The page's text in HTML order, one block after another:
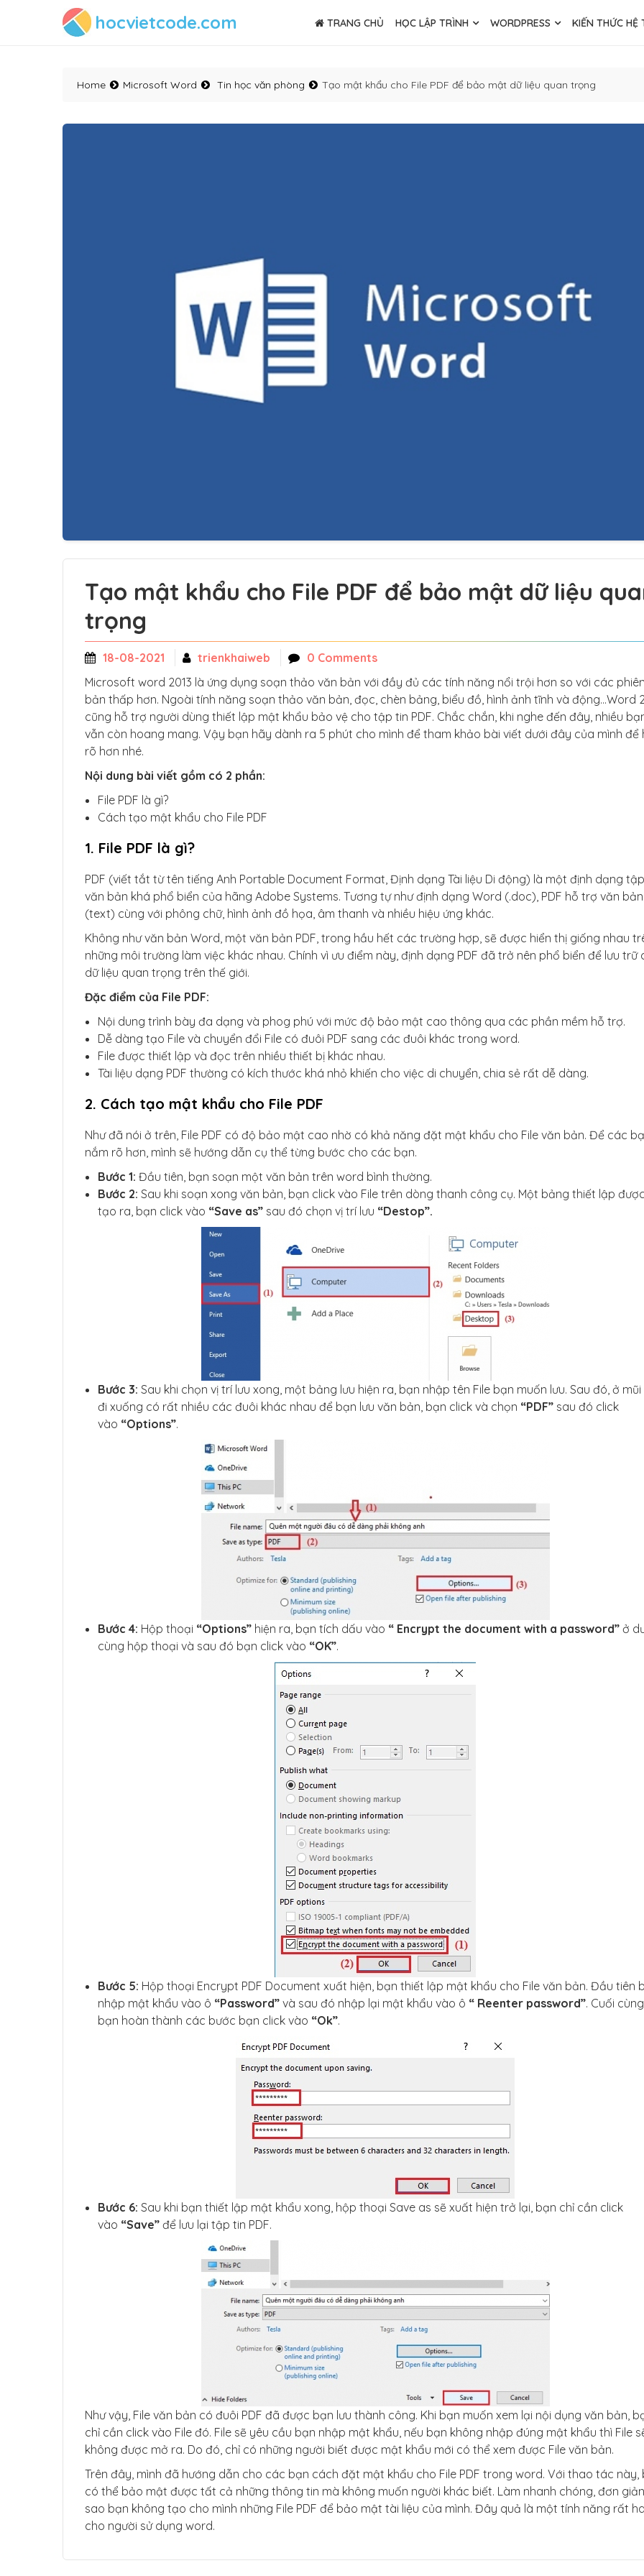
hocvietcode.com TRANG CHỦ HỌC LẬP TRÌNH WORDPRESS KIẾN THỨC HỆ
Home Microsoft Word Tin học văn phòng Tạo mật khẩu cho File PDF để bảo mật dữ liệu quan trọng
Tạo mật khẩu cho File PDF để bảo mật dữ liệu
trọng
18-08-2021 trienkhaiweb
0 Comments
Microsoft word 2013 là ứng dụng soạn thảo văn bản với đầy đủ các tính năng nổi trội hơn so với các
bản thấp hơn. Ngoài tính năng soạn thảo văn bản, đọc, chèn bảng, biểu đồ, hình ảnh tĩnh và động…Word
cũng hỗ trợ người dùng thiết lập mật khẩu bảo vệ cho tập tin PDF. Chắc chắn, khi nghe đến đây, nhiều
vẫn còn hoang mang. Vậy bạn hãy dành ra 5 phút cho mình để tham khảo bài viết dưới đây của mình để
rõ hơn nhé.
Nội dung bài viết gồm có 2 phần:
File PDF là gì?
Cách tạo mật khẩu cho File PDF
1. File PDF là gì?
PDF (viết tắt từ tên tiếng Anh Portable Document Format, Định dạng Tài liệu Di động) là một định dạng
văn bản khá phổ biển của hãng Adobe Systems. Tương tự như định dạng Word (.doc), PDF hỗ trợ văn
(text) cùng với phông chữ, hình ảnh đồ họa, âm thanh và nhiều hiệu ứng khác.
Không như văn bản Word, một văn bản PDF, trong hầu hết các trường hợp, sẽ được hiển thị giống nhau
những môi trường làm việc khác nhau. Chính vì ưu điểm này, định dạng PDF đã trở nên phổ biển để lưu trữ
dữ liệu quan trọng trên thế giới.
Đặc điểm của File PDF:
Nội dung trình bày đa dạng và phog phú với mức độ bảo mật cao thông qua các phần mềm hỗ trợ.
Dễ dàng tạo File và chuyển đổi File có đuôi PDF sang các đuôi khác trong word.
File được thiết lập và đọc trên nhiều thiết bị khác nhau.
Tài liệu dạng PDF thường có kích thước khá nhỏ khiến cho việc di chuyển, chia sẻ rất dễ dàng.
2. Cách tạo mật khẩu cho File PDF
Như đã nói ở trên, File PDF có độ bảo mật cao nhờ có khả năng đặt mật khẩu cho File văn bản. Để các
nắm rõ hơn, mình sẽ hướng dẫn cụ thể từng bước cho các bạn.
Bước 1: Đầu tiên, bạn soạn một văn bản trên word bình thường.
Bước 2: Sau khi soạn xong văn bản, bạn click vào File trên dòng thanh công cụ. Một bảng thiết lập
tạo ra, bạn click vào “Save as” sau đó chọn vị trí lưu “Destop”.
Bước 3: Sau khi chọn vị trí lưu xong, một bảng lưu hiện ra, bạn nhập tên File bạn muốn lưu. Sau đó, ở
đi xuống có rất nhiều các đuôi khác nhau để bạn lưu văn bản, bạn click và chọn “PDF” sau đó click
vào “Options”.
Bước 4: Hộp thoại “Options” hiện ra, bạn tích dấu vào “ Encrypt the document with a password” ở
cùng hộp thoại và sau đó bạn click vào “OK”.
Bước 5: Hộp thoại Encrypt PDF Document xuất hiện, bạn thiết lập mật khẩu cho File văn bản. Đầu tiên
nhập mật khẩu vào ô “Password” và sau đó nhập lại mật khẩu vào ô “ Reenter password”. Cuối
bạn hoàn thành các bước bạn click vào “Ok”.
Bước 6: Sau khi bạn thiết lập mật khẩu xong, hộp thoại Save as sẽ xuất hiện trở lại, bạn chỉ cần click
vào “Save” để lưu lại tập tin PDF.
Như vậy, File văn bản có đuôi PDF đã được bạn lưu thành công. Khi bạn muốn xem lại nội dụng văn bản,
chỉ cần click vào File đó. File sẽ yêu cầu bạn nhập mật khẩu, nếu bạn không nhập đúng mật khẩu thì File
không được mở ra. Do đó, chỉ có những người biết được mật khẩu mới có thể xem được File văn bản.
Trên đây, mình đã hướng dẫn cho các bạn cách đặt mật khẩu cho File PDF trong word. Với thao tác này,
có thể bảo mật được tất cả những thông tin mà không muốn người khác biết. Làm nhanh chóng, đơn
sao bạn không tạo cho mình những File PDF để bảo mật tài liệu của mình. Đây quả là một tính năng rất
cho người sử dụng word.